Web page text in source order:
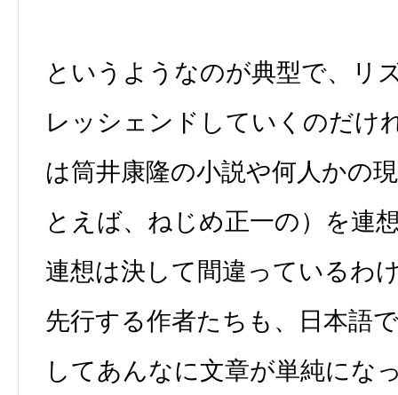
というようなのが典型で、リ
レッシェンドしていくのだけ
は筒井康隆の小説や何人かの
とえば、ねじめ正一の）を連
連想は決して間違っているわ
先行する作者たちも、日本語
してあんなに文章が単純にな